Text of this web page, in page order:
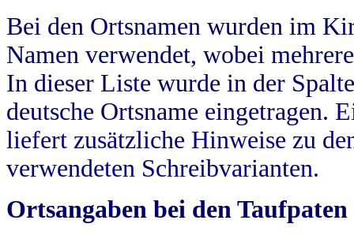
Bei den Ortsnamen wurden im
Namen verwendet, wobei
In dieser Liste wurde in der
deutsche Ortsname eingetragen.
liefert zusätzliche Hinweise zu
verwendeten Schreibvarianten.
Ortsangaben bei den Taufpaten